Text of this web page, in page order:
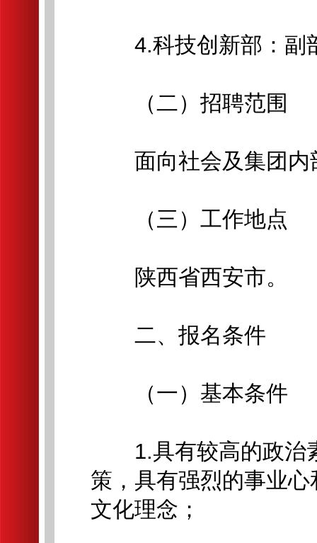
4.科技创新部：副
（二）招聘范围
面向社会及集团内
（三）工作地点
陕西省西安市。
二、报名条件
（一）基本条件
1.具有较高的政治
策，具有强烈的事业
文化理念；